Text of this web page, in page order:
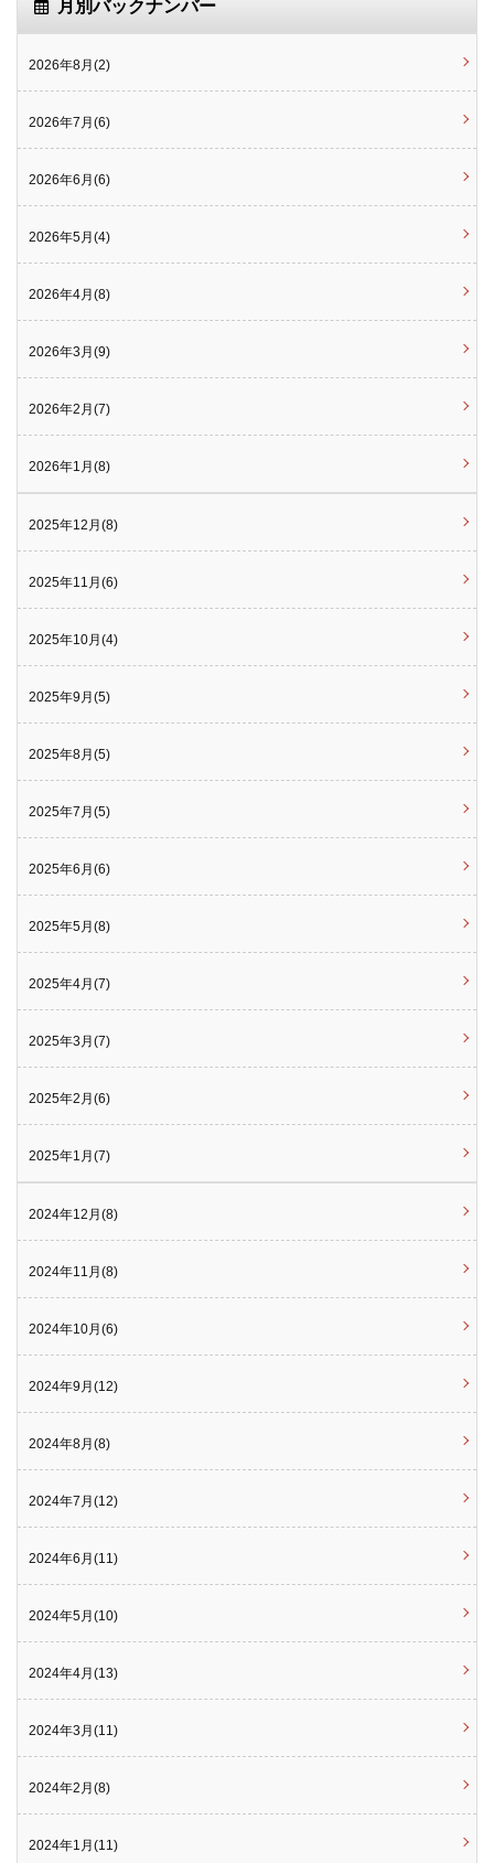
月別バックナンバー
2026年8月(2)
2026年7月(6)
2026年6月(6)
2026年5月(4)
2026年4月(8)
2026年3月(9)
2026年2月(7)
2026年1月(8)
2025年12月(8)
2025年11月(6)
2025年10月(4)
2025年9月(5)
2025年8月(5)
2025年7月(5)
2025年6月(6)
2025年5月(8)
2025年4月(7)
2025年3月(7)
2025年2月(6)
2025年1月(7)
2024年12月(8)
2024年11月(8)
2024年10月(6)
2024年9月(12)
2024年8月(8)
2024年7月(12)
2024年6月(11)
2024年5月(10)
2024年4月(13)
2024年3月(11)
2024年2月(8)
2024年1月(11)